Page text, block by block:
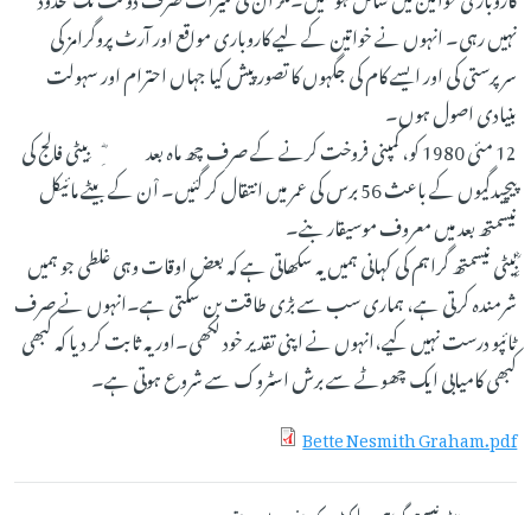
نہیں رہی۔ انہوں نے خواتین کے لیے کاروباری مواقع اور آرٹ پروگرامز کی
سرپرستی کی اور ایسے کام کی جگہوں کا تصور پیش کیا جہاں احترام اور سہولت
بنیادی اصول ہوں۔
12 مئی 1980 کو، کمپنی فروخت کرنے کے صرف چھ ماہ بعد ِؓ بِیٹی فالج کی
پیچیدگیوں کے باعث 56 برس کی عمر میں انتقال کر گئیں۔ اْن کے بیٹے مائیکل
نیسمتھ بعد میں معروف موسیقار بنے۔
ِؓبِیٹی نیسمتھ گراہم کی کہانی ہمیں یہ سکھاتی ہے کہ بعض اوقات وہی غلطی جو ہمیں
شرمندہ کرتی ہے، ہماری سب سے بڑی طاقت بن سکتی ہے۔انہوں نے صرف
ٹائپو درست نہیں کیے،انہوں نے اپنی تقدیر خود لکھی۔اور یہ ثابت کر دیا کہ کبھی
کبھی کامیابی ایک چھوٹے سے برش اسٹروک سے شروع ہوتی ہے۔
Bette Nesmith Graham.pdf